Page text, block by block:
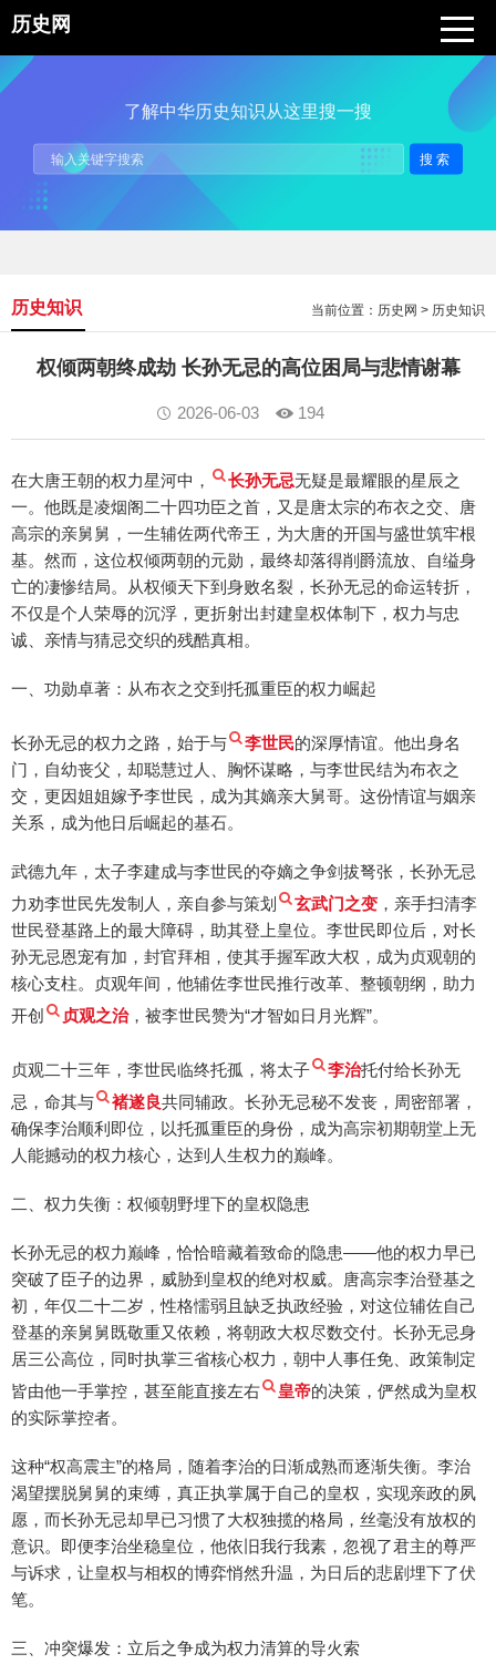
历史网
了解中华历史知识从这里搜一搜
搜索
当前位置： 历史网 > 历史知识
历史知识
权倾两朝终成劫 长孙无忌的高位困局与悲情谢幕
2026-06-03 194
在大唐王朝的权力星河中， 长孙无忌无疑是最耀眼的星辰之
一。他既是凌烟阁二十四功臣之首，又是唐太宗的布衣之交、唐
高宗的亲舅舅，一生辅佐两代帝王，为大唐的开国与盛世筑牢根
基。然而，这位权倾两朝的元勋，最终却落得削爵流放、自缢身
亡的凄惨结局。从权倾天下到身败名裂，长孙无忌的命运转折，
不仅是个人荣辱的沉浮，更折射出封建皇权体制下，权力与忠
诚、亲情与猜忌交织的残酷真相。
一、功勋卓著：从布衣之交到托孤重臣的权力崛起
长孙无忌的权力之路，始于与 李世民的深厚情谊。他出身名
门，自幼丧父，却聪慧过人、胸怀谋略，与李世民结为布衣之
交，更因姐姐嫁予李世民，成为其嫡亲大舅哥。这份情谊与姻亲
关系，成为他日后崛起的基石。
武德九年，太子李建成与李世民的夺嫡之争剑拔弩张，长孙无忌
力劝李世民先发制人，亲自参与策划
玄武门之变 ，亲手扫清李
世民登基路上的最大障碍，助其登上皇位。李世民即位后，对长
孙无忌恩宠有加，封官拜相，使其手握军政大权，成为贞观朝的
核心支柱。贞观年间，他辅佐李世民推行改革、整顿朝纲，助力
开创
贞观之治，被李世民赞为“才智如日月光辉”。
贞观二十三年，李世民临终托孤，将太子 李治托付给长孙无
忌，命其与
褚遂良共同辅政。长孙无忌秘不发丧，周密部署，
确保李治顺利即位，以托孤重臣的身份，成为高宗初期朝堂上无
人能撼动的权力核心，达到人生权力的巅峰。
二、权力失衡：权倾朝野埋下的皇权隐患
长孙无忌的权力巅峰，恰恰暗藏着致命的隐患——他的权力早已
突破了臣子的边界，威胁到皇权的绝对权威。唐高宗李治登基之
初，年仅二十二岁，性格懦弱且缺乏执政经验，对这位辅佐自己
登基的亲舅舅既敬重又依赖，将朝政大权尽数交付。长孙无忌身
居三公高位，同时执掌三省核心权力，朝中人事任免、政策制定
皆由他一手掌控，甚至能直接左右
皇帝的决策，俨然成为皇权
的实际掌控者。
这种“权高震主”的格局，随着李治的日渐成熟而逐渐失衡。李治
渴望摆脱舅舅的束缚，真正执掌属于自己的皇权，实现亲政的夙
愿，而长孙无忌却早已习惯了大权独揽的格局，丝毫没有放权的
意识。即便李治坐稳皇位，他依旧我行我素，忽视了君主的尊严
与诉求，让皇权与相权的博弈悄然升温，为日后的悲剧埋下了伏
笔。
三、冲突爆发：立后之争成为权力清算的导火索